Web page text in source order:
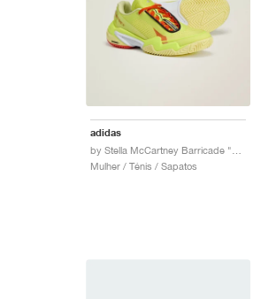
adidas
Mulher / Ténis / Sapatos